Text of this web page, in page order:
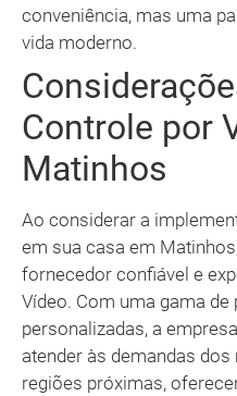
conveniência, mas uma
vida moderno.
Controle por
Matinhos
Ao considerar a
em sua casa em
fornecedor confiável e
Vídeo. Com uma gama
personalizadas, a
atender às demandas
regiões próximas,